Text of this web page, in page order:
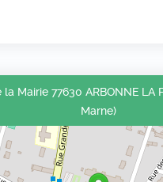
la Mairie 77630 ARBONNE LA
Marne)